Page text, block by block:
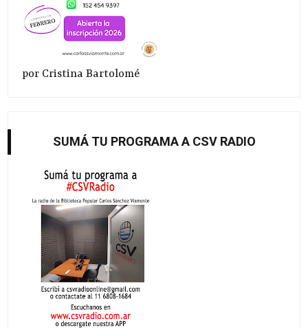
por Cristina Bartolomé
SUMÁ TU PROGRAMA A CSV RADIO